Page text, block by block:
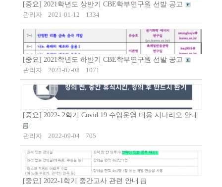
[중요] 2021학년도 상반기 CBE학부연구원 선발 공고
관리자
2021-01-12 1334
[중요] 2021학년도 하반기 CBE학부연구원 선발 공고
관리자
2021-07-08 1071
[중요] 2022- 2학기 Covid 19 수업운영 대응 시나리오 안내
관리자 2022-09-04 705
[중요] 2022-1학기 중간고사 관련 안내